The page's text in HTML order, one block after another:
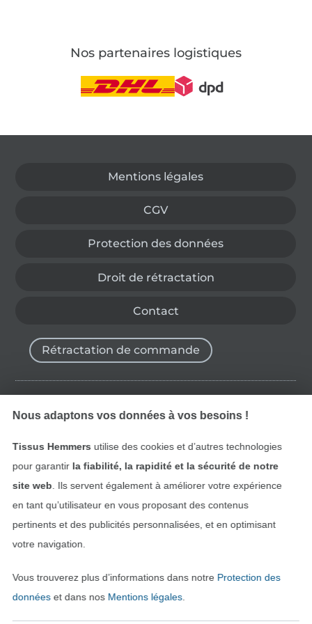
Nos partenaires logistiques
Mentions légales
CGV
Protection des données
Droit de rétractation
Contact
Rétractation de commande
Trouvez plus d’idées
Nederlands
Passer à la boutique
Nous adaptons vos données à vos besoins !
Tissus Hemmers utilise des cookies et d’autres technologies
pour garantir la fiabilité, la rapidité et la sécurité de notre
site web . Ils servent également à améliorer votre expérience
en tant qu’utilisateur en vous proposant des contenus
pertinents et des publicités personnalisées, et en optimisant
votre navigation.
Vous trouverez plus d’informations dans notre Protection des
donnéeset dans nos Mentions légales.